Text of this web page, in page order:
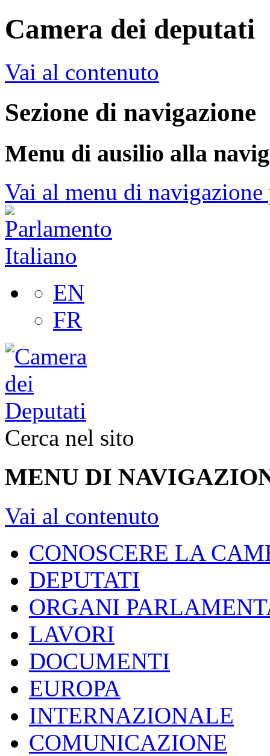
Camera dei deputati
Vai al contenuto
Sezione di navigazione
Menu di ausilio alla
Vai al menu di
EN
FR
Cerca nel sito
MENU DI
Vai al contenuto
CONOSCERE LA
DEPUTATI
ORGANI
LAVORI
DOCUMENTI
EUROPA
INTERNAZIONALE
COMUNICAZIONE